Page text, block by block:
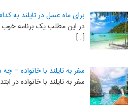
برای ماه عسل در تایلند به
در این مطلب یک برنامه خوب
[…]
سفر به تایلند با خانواده –
سفر به تایلند با خانواده در